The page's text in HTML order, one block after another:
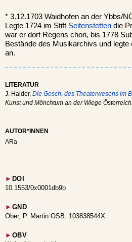
* 3.12.1703 Waidhofen an der Ybbs/
Legte 1724 im Stift Seitenstetten die
war er dort Regens chori, bis 1778
Bestände des Musikarchivs und
an.
LITERATUR
J. Haider, Die Gesch. des Theaterwesens im
Kunst und Mönchtum an der Wiege
AUTOR*INNEN
ARa
► DOI
10.1553/0x0001db9b
► GND
Ober, P. Martin OSB: 103838544X
► OBV